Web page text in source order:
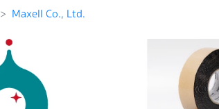
> Maxell Co., Ltd.